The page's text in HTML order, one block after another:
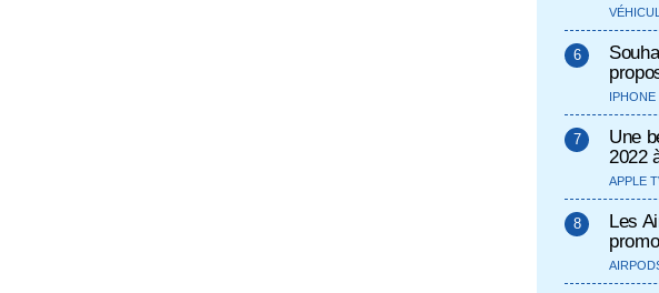
IPHONE
Une
2022
APPLE
Les